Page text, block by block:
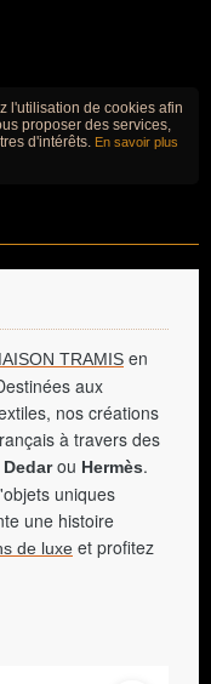
l'utilisation de cookies afin
proposer des services,
d'intérêts. En savoir plus
TRAMIS en
aux
nos créations
à travers des
Dedarou Hermès.
uniques
une histoire
de luxe et profitez